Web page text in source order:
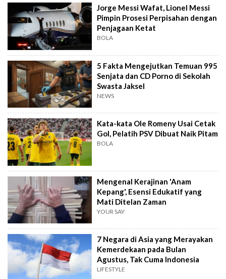
Jorge Messi Wafat, Lionel Messi
Pimpin Prosesi Perpisahan dengan
Penjagaan Ketat
BOLA
5 Fakta Mengejutkan Temuan 995
Senjata dan CD Porno di Sekolah
Swasta Jaksel
NEWS
Kata-kata Ole Romeny Usai Cetak
Gol, Pelatih PSV Dibuat Naik Pitam
BOLA
Mengenal Kerajinan 'Anam
Kepang', Esensi Edukatif yang
Mati Ditelan Zaman
YOUR SAY
7 Negara di Asia yang Merayakan
Kemerdekaan pada Bulan
Agustus, Tak Cuma Indonesia
LIFESTYLE